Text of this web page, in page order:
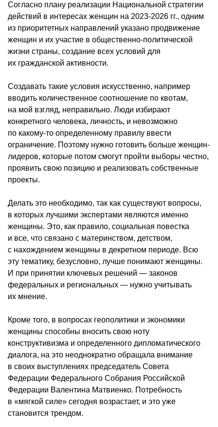
Согласно плану реализации Национальной стратегии
действий в интересах женщин на 2023-2026 гг., одним
из приоритетных направлений указано продвижение
женщин и их участие в общественно-политической
жизни страны, создание всех условий для
их гражданской активности.
Создавать такие условия искусственно, например
вводить количественное соотношение по квотам,
на мой взгляд, неправильно. Люди избирают
конкретного человека, личность, и невозможно
по какому-то определенному правилу ввести
ограничение. Поэтому нужно готовить больше женщин-
лидеров, которые потом смогут пройти выборы честно,
проявить свою позицию и реализовать собственные
проекты.
Делать это необходимо, так как существуют вопросы,
в которых лучшими экспертами являются именно
женщины. Это, как правило, социальная повестка
и все, что связано с материнством, детством,
с нахождением женщины в декретном периоде. Всю
эту тематику, безусловно, лучше понимают женщины.
И при принятии ключевых решений ― законов
федеральных и региональных ― нужно учитывать
их мнение.
Кроме того, в вопросах геополитики и экономики
женщины способны вносить свою ноту
конструктивизма и определенного дипломатического
диалога, на это неоднократно обращала внимание
в своих выступлениях председатель Совета
Федерации Федерального Собрания Российской
Федерации Валентина Матвиенко. Потребность
в «мягкой силе» сегодня возрастает, и это уже
становится трендом.